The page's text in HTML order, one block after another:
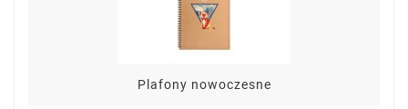
Plafony nowoczesne